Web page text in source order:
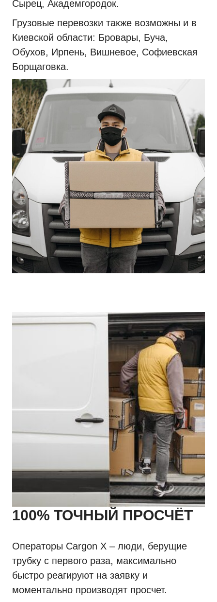
Сырец, Академгородок.
Грузовые перевозки также возможны и в
Киевской области: Бровары, Буча,
Обухов, Ирпень, Вишневое, Софиевская
Борщаговка.
100% ТОЧНЫЙ ПРОСЧЁТ
Операторы Cargon X – люди, берущие
трубку с первого раза, максимально
быстро реагируют на заявку и
моментально производят просчет.